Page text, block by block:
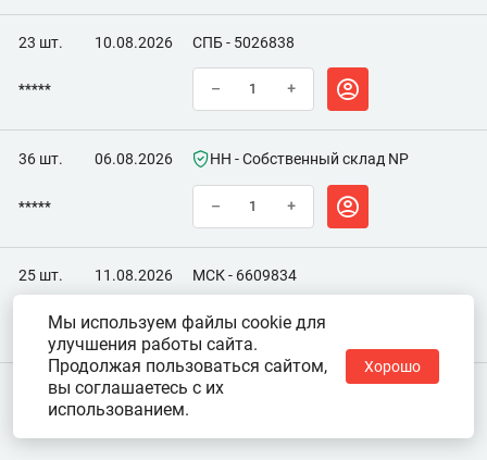
23 шт. 10.08.2026 СПБ - 5026838
***** – +
36 шт. 06.08.2026 НН - Собственный склад NP
***** – +
25 шт. 11.08.2026 МСК - 6609834
***** – +
Мы используем файлы cookie для
улучшения работы сайта.
Продолжая пользоваться сайтом,
вы соглашаетесь с их
использованием.
Хорошо